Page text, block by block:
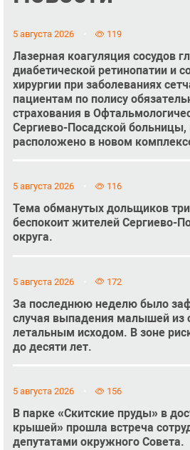
5 августа 2026 119
Лазерная коагуляция сосудов
диабетической ретинопатии и
хирургии при заболеваниях
пациентам по полису
страхования в
Сергиево-Посадской больницы,
расположено в новом
5 августа 2026 116
Тема обманутых дольщиков
беспокоит жителей Сергиево-
округа.
5 августа 2026 172
За последнюю неделю было
случая выпадения малышей из
летальным исходом. В зоне
до десяти лет.
5 августа 2026 156
В парке «Скитские пруды» в
крышей» прошла встреча
депутатами окружного Совета.